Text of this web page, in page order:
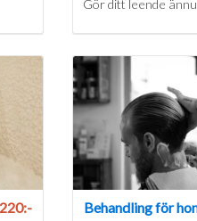
Gör ditt leende
Behandling för